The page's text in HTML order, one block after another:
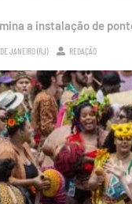
a instalação de
JANEIRO (RJ) REDAÇÃO